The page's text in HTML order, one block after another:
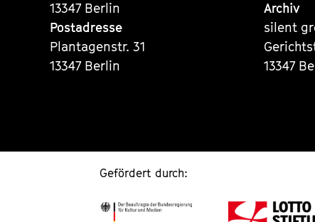
13347 Berlin
Postadresse
Plantagenstr. 31
13347 Berlin
Archiv
silent
13347
Gefördert durch: